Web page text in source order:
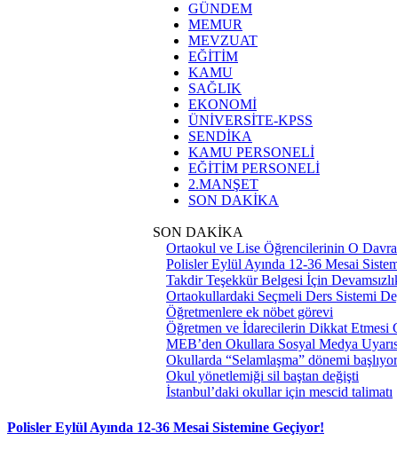
GÜNDEM
MEMUR
MEVZUAT
EĞİTİM
KAMU
SAĞLIK
EKONOMİ
ÜNİVERSİTE-KPSS
SENDİKA
KAMU PERSONELİ
EĞİTİM PERSONELİ
2.MANŞET
SON DAKİKA
SON DAKİKA
Ortaokul ve Lise Öğrencilerinin O
Polisler Eylül Ayında 12-36 Mesai
Takdir Teşekkür Belgesi İçin
Ortaokullardaki Seçmeli Ders Sistemi
Öğretmenlere ek nöbet görevi
Öğretmen ve İdarecilerin Dikkat Etmesi
MEB’den Okullara Sosyal Medya
Okullarda “Selamlaşma” dönemi başlıyor
Okul yönetlemiği sil baştan değişti
İstanbul’daki okullar için mescid talimatı
Polisler Eylül Ayında 12-36 Mesai Sistemine Geçiyor!